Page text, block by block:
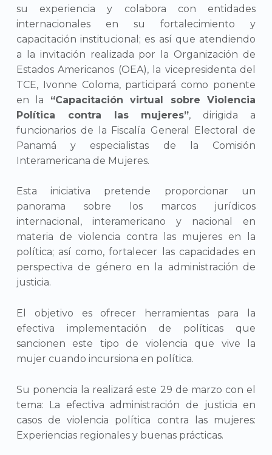
su experiencia y colabora con entidades
internacionales en su fortalecimiento y
capacitación institucional; es así que atendiendo
a la invitación realizada por la Organización de
Estados Americanos (OEA), la vicepresidenta del
TCE, Ivonne Coloma, participará como ponente
en la “Capacitación virtual sobre Violencia
Política contra las mujeres”, dirigida a
funcionarios de la Fiscalía General Electoral de
Panamá y especialistas de la Comisión
Interamericana de Mujeres.
Esta iniciativa pretende proporcionar un
panorama sobre los marcos jurídicos
internacional, interamericano y nacional en
materia de violencia contra las mujeres en la
política; así como, fortalecer las capacidades en
perspectiva de género en la administración de
justicia.
El objetivo es ofrecer herramientas para la
efectiva implementación de políticas que
sancionen este tipo de violencia que vive la
mujer cuando incursiona en política.
Su ponencia la realizará este 29 de marzo con el
tema: La efectiva administración de justicia en
casos de violencia política contra las mujeres:
Experiencias regionales y buenas prácticas.